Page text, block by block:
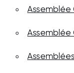
Assemblée
Assemblée